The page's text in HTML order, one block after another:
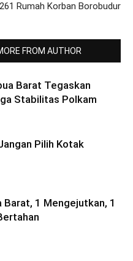
261 Rumah Korban Borobudur
FROM AUTHOR
Barat Tegaskan
Stabilitas Polkam
Pilih Kotak
Barat, 1 Mengejutkan, 1